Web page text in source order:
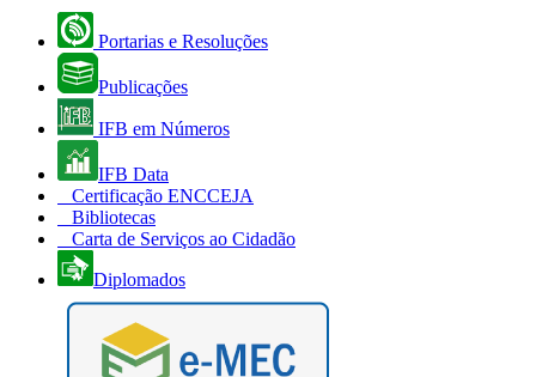
Portarias e Resoluções
Publicações
IFB em Números
IFB Data
Certificação ENCCEJA
Bibliotecas
Carta de Serviços ao Cidadão
Diplomados